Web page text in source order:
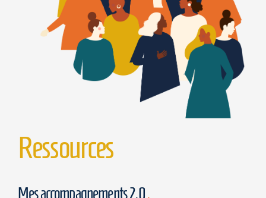
Ressources
Mes accompagnements 2.0.